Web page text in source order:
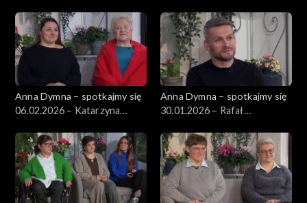
Anna Dymna – spotkajmy się
06.02.2026 – Katarzyna
Anna Dymna – spotkajmy się
30.01.2026 – Rafał